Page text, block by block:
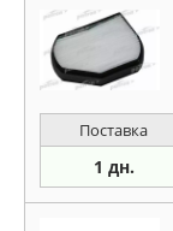
Поставка
1 дн.